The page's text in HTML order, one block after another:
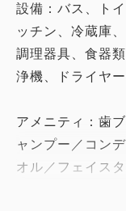
設備：バス、ト
ッチン、冷蔵庫
調理器具、食器
浄機、ドライヤ
アメニティ：歯
ャンプー／コン
オル／フェイス